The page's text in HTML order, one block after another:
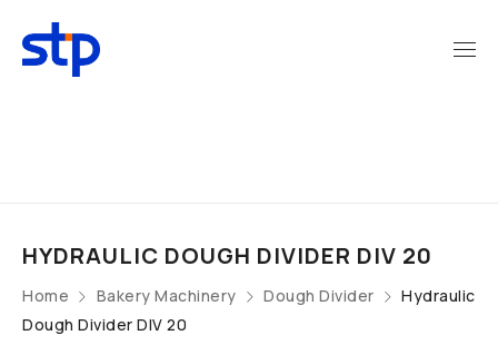
Home Bakery Machinery Dough Divider
Hydraulic
Dough Divider DIV 20
HYDRAULIC DOUGH DIVIDER DIV 20